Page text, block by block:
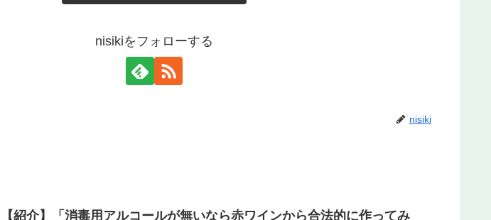
nisikiをフォローする
nisiki
【紹介】「消毒用アルコールが無いなら赤ワインから合法的に作ってみ